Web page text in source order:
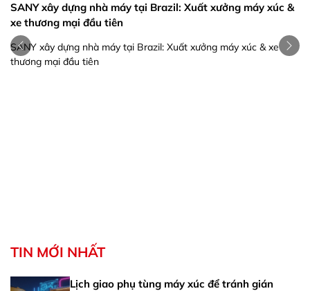
SANY xây dựng nhà máy tại Brazil: Xuất xưởng máy xúc &
xe thương mại đầu tiên
SANY xây dựng nhà máy tại Brazil: Xuất xưởng máy xúc & xe
thương mại đầu tiên
TIN MỚI NHẤT
Lịch giao phụ tùng máy xúc để tránh gián